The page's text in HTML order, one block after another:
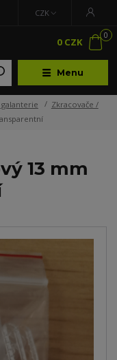
Menu
CZK
0
0 CZK
Zkracovače /
13 mm